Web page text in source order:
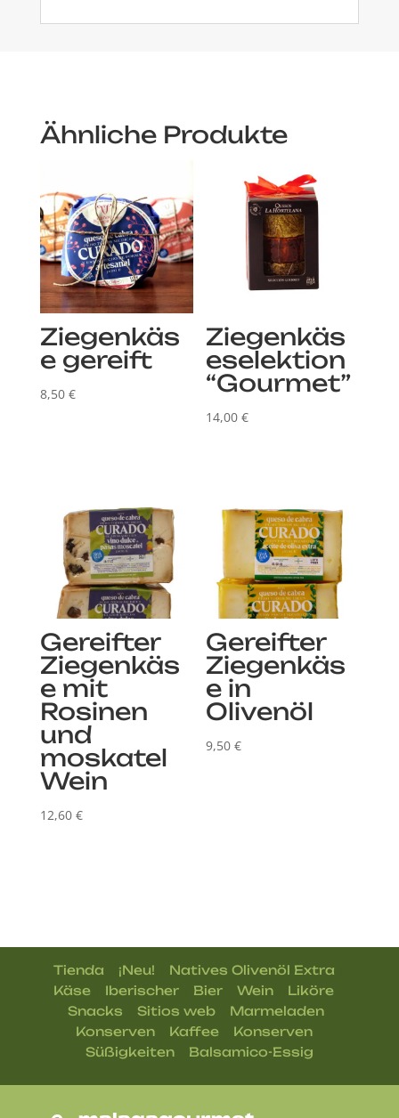
Ähnliche Produkte
Ziegenkäs
e gereift
8,50 €
Ziegenkäs
eselektion
“Gourmet”
14,00€
Gereifter
Ziegenkäs
e mit
Rosinen
und
moskatel
Wein
12,60 €
Gereifter
Ziegenkäs
e in
Olivenöl
9,50€
Tienda ¡Neu! Natives Olivenöl Extra
Käse Iberischer Bier |Wein Liköre
Snacks Sitios web| Marmeladen|
Konserven| Kaffee| Konserven|
Süßigkeiten| Balsamico-Essig